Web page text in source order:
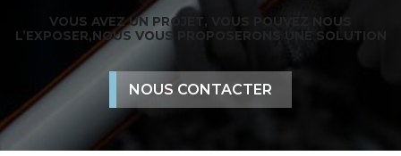
VOUS AVEZ UN PROJET, VOUS POUVEZ NOUS
L’EXPOSER,NOUS VOUS PROPOSERONS UNE SOLUTION
NOUS CONTACTER